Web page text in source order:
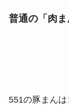
普通の「肉
551の豚まんは